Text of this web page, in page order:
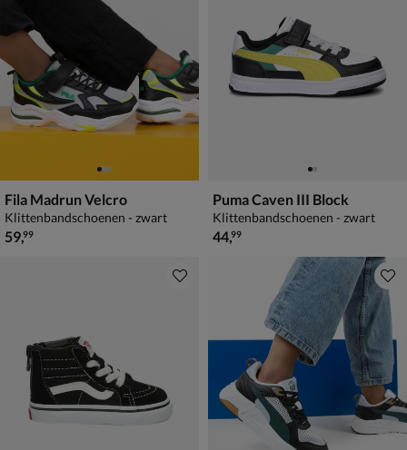
Fila Madrun Velcro
Klittenbandschoenen - zwart
€ 59,99
59,99
Puma Caven III Block
Klittenbandschoenen - zwart
€ 44,99
44,99